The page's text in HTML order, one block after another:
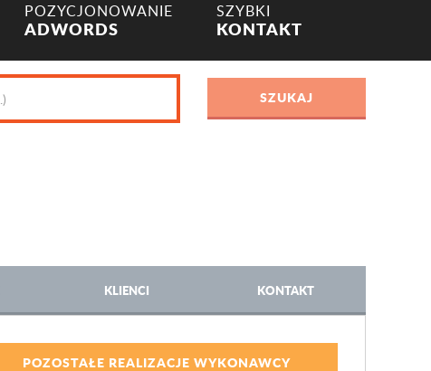
POZYCJONOWANIE
ADWORDS
SZYBKI
KONTAKT
KLIENCI KONTAKT
POZOSTAŁE REALIZACJE WYKONAWCY